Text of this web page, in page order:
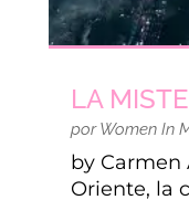
LA
porWomen In
by Carmen
Oriente, la